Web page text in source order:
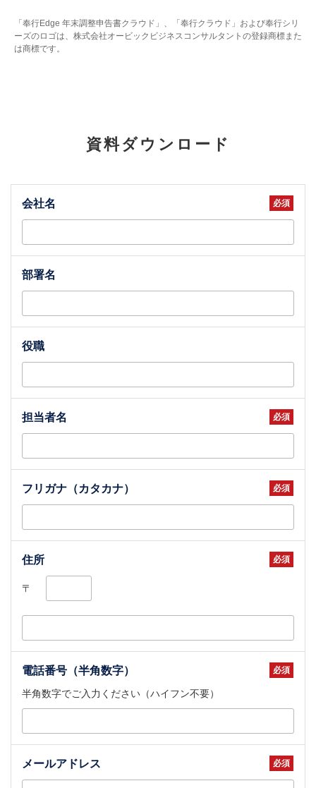
「奉行Edge 年末調整申告書クラウド」、「奉行クラウド」および奉行シリ
ーズのロゴは、株式会社オービックビジネスコンサルタントの登録商標また
は商標です。
資料ダウンロード
会社名
部署名
役職
担当者名
フリガナ（カタカナ）
住所
〒
電話番号（半角数字）
半角数字でご入力ください（ハイフン不要）
メールアドレス